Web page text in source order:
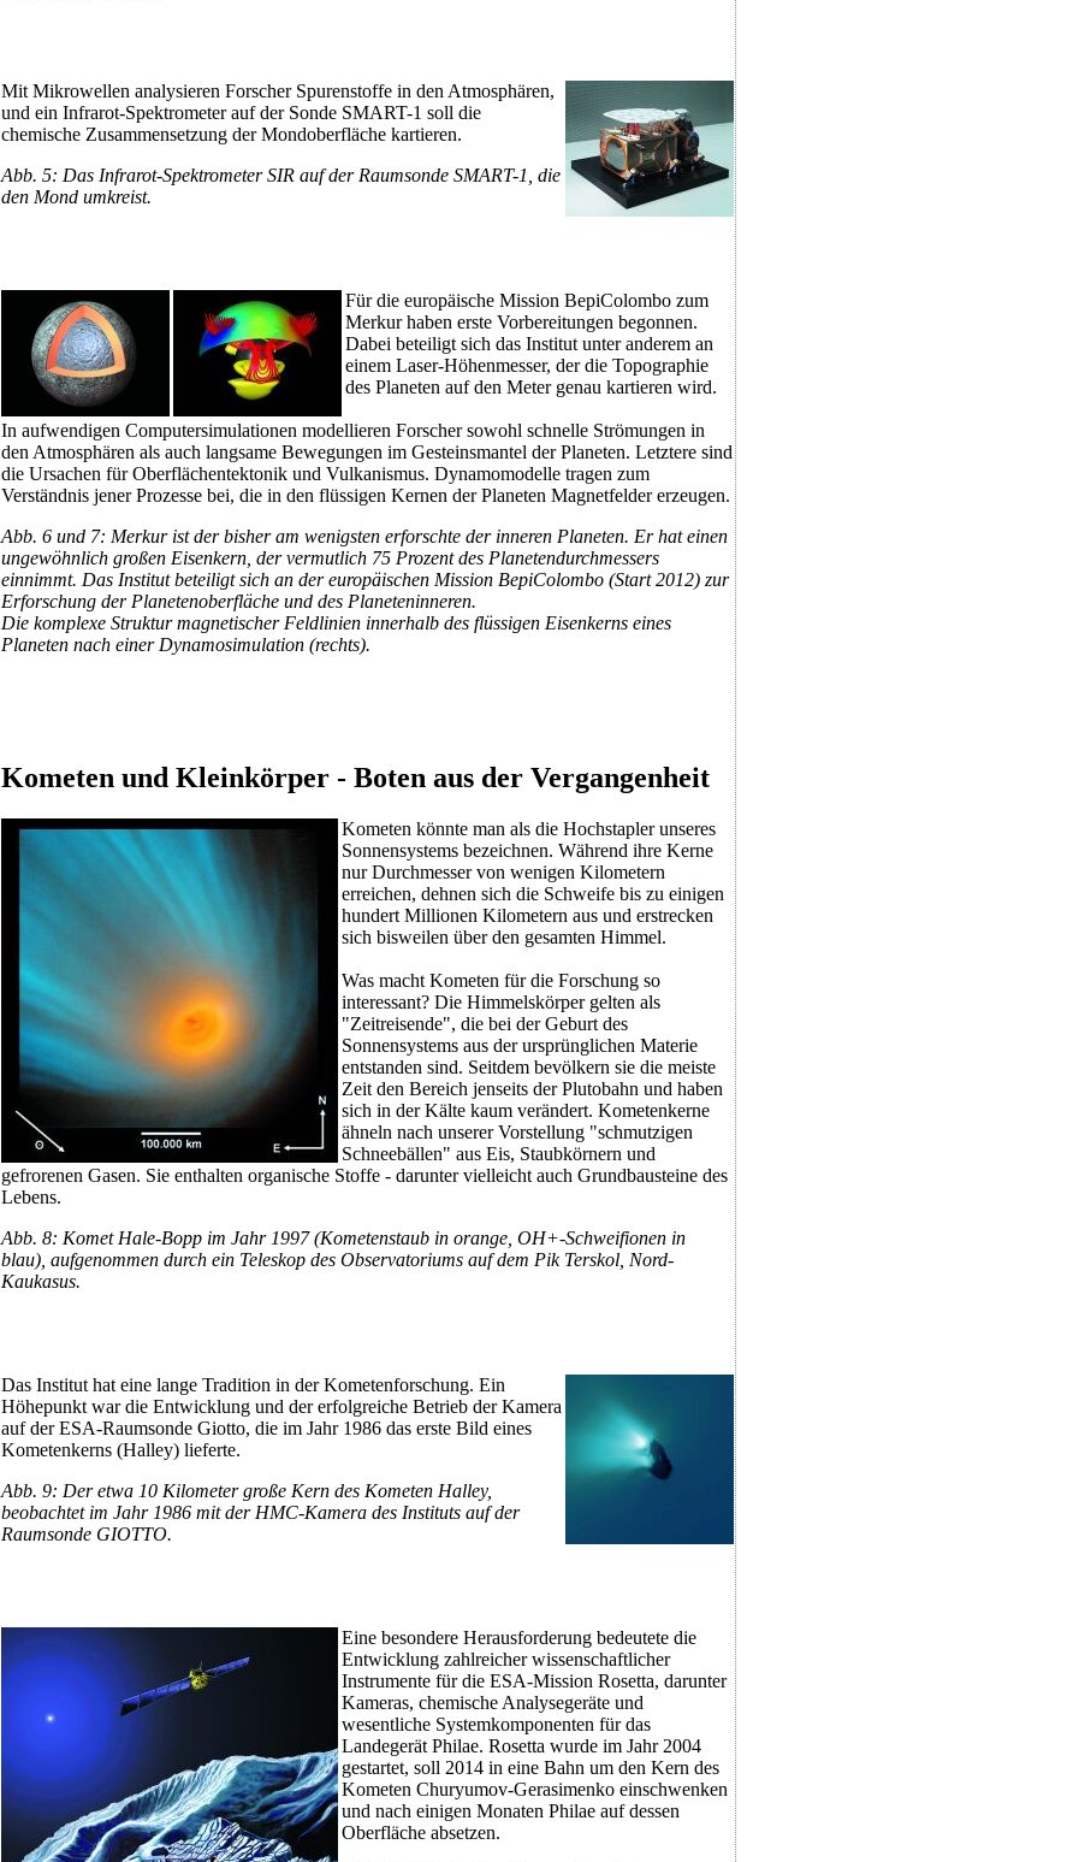
Mit Mikrowellen analysieren Forscher Spurenstoffe in den Atmosphären,
und ein Infrarot-Spektrometer auf der Sonde SMART-1 soll die
chemische Zusammensetzung der Mondoberfläche kartieren.
Abb. 5: Das Infrarot-Spektrometer SIR auf der Raumsonde SMART-1, die
den Mond umkreist.
Für die europäische Mission BepiColombo zum
Merkur haben erste Vorbereitungen begonnen.
Dabei beteiligt sich das Institut unter anderem an
einem Laser-Höhenmesser, der die Topographie
des Planeten auf den Meter genau kartieren wird.
In aufwendigen Computersimulationen modellieren Forscher sowohl schnelle Strömungen in
den Atmosphären als auch langsame Bewegungen im Gesteinsmantel der Planeten. Letztere sind
die Ursachen für Oberflächentektonik und Vulkanismus. Dynamomodelle tragen zum
Verständnis jener Prozesse bei, die in den flüssigen Kernen der Planeten Magnetfelder erzeugen.
Abb. 6 und 7: Merkur ist der bisher am wenigsten erforschte der inneren Planeten. Er hat einen
ungewöhnlich großen Eisenkern, der vermutlich 75 Prozent des Planetendurchmessers
einnimmt. Das Institut beteiligt sich an der europäischen Mission BepiColombo (Start 2012) zur
Erforschung der Planetenoberfläche und des Planeteninneren.
Die komplexe Struktur magnetischer Feldlinien innerhalb des flüssigen Eisenkerns eines
Planeten nach einer Dynamosimulation (rechts).
Kometen und Kleinkörper - Boten aus der Vergangenheit
Kometen könnte man als die Hochstapler unseres
Sonnensystems bezeichnen. Während ihre Kerne
nur Durchmesser von wenigen Kilometern
erreichen, dehnen sich die Schweife bis zu einigen
hundert Millionen Kilometern aus und erstrecken
sich bisweilen über den gesamten Himmel.
Was macht Kometen für die Forschung so
interessant? Die Himmelskörper gelten als
"Zeitreisende", die bei der Geburt des
Sonnensystems aus der ursprünglichen Materie
entstanden sind. Seitdem bevölkern sie die meiste
Zeit den Bereich jenseits der Plutobahn und haben
sich in der Kälte kaum verändert. Kometenkerne
ähneln nach unserer Vorstellung "schmutzigen
Schneebällen" aus Eis, Staubkörnern und
gefrorenen Gasen. Sie enthalten organische Stoffe - darunter vielleicht auch Grundbausteine des
Lebens.
Abb. 8: Komet Hale-Bopp im Jahr 1997 (Kometenstaub in orange, OH+-Schweifionen in
blau), aufgenommen durch ein Teleskop des Observatoriums auf dem Pik Terskol, Nord-
Kaukasus.
Das Institut hat eine lange Tradition in der Kometenforschung. Ein
Höhepunkt war die Entwicklung und der erfolgreiche Betrieb der Kamera
auf der ESA-Raumsonde Giotto, die im Jahr 1986 das erste Bild eines
Kometenkerns (Halley) lieferte.
Abb. 9: Der etwa 10 Kilometer große Kern des Kometen Halley,
beobachtet im Jahr 1986 mit der HMC-Kamera des Instituts auf der
Raumsonde GIOTTO.
Eine besondere Herausforderung bedeutete die
Entwicklung zahlreicher wissenschaftlicher
Instrumente für die ESA-Mission Rosetta, darunter
Kameras, chemische Analysegeräte und
wesentliche Systemkomponenten für das
Landegerät Philae. Rosetta wurde im Jahr 2004
gestartet, soll 2014 in eine Bahn um den Kern des
Kometen Churyumov-Gerasimenko einschwenken
und nach einigen Monaten Philae auf dessen
Oberfläche absetzen.